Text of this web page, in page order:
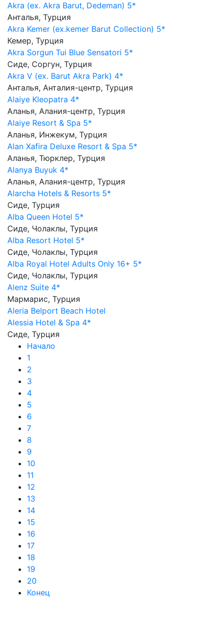
Akra (ex. Akra Barut, Dedeman) 5*
Анталья, Турция
Akra Kemer (ex.kemer Barut Collection) 5*
Кемер, Турция
Akra Sorgun Tui Blue Sensatori 5*
Сиде, Соргун, Турция
Akra V (ex. Barut Akra Park) 4*
Анталья, Анталия-центр, Турция
Alaiye Kleopatra 4*
Аланья, Алания-центр, Турция
Alaiye Resort & Spa 5*
Аланья, Инжекум, Турция
Alan Xafira Deluxe Resort & Spa 5*
Аланья, Тюрклер, Турция
Alanya Buyuk 4*
Аланья, Алания-центр, Турция
Alarcha Hotels & Resorts 5*
Сиде, Турция
Alba Queen Hotel 5*
Сиде, Чолаклы, Турция
Alba Resort Hotel 5*
Сиде, Чолаклы, Турция
Alba Royal Hotel Adults Only 16+ 5*
Сиде, Чолаклы, Турция
Alenz Suite 4*
Мармарис, Турция
Aleria Belport Beach Hotel
Alessia Hotel & Spa 4*
Сиде, Турция
Начало
1
2
3
4
5
6
7
8
9
10
11
12
13
14
15
16
17
18
19
20
Конец